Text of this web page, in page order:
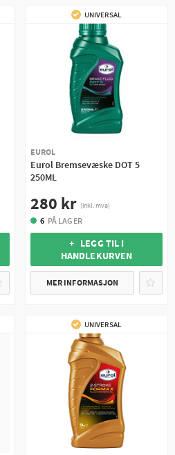
UNIVERSAL
EUROL
Eurol Bremsevæske DOT 5
250ML
280 kr (inkl. mva)
6 PÅ LAGER
+ LEGG TIL I
HANDLEKURVEN
MER INFORMASJON
UNIVERSAL